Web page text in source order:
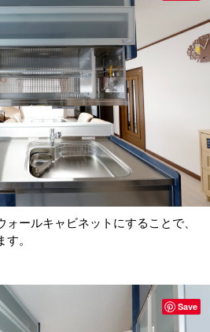
ールキャビネットにすることで、
。
Save